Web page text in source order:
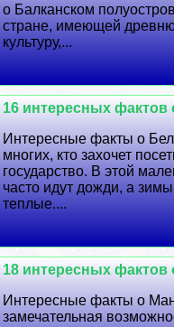
о Балканском
стране, имеющей
культуру,...
16 интересных фактов
Интересные факты о
многих, кто захочет
государство. В этой
часто идут дожди, а
теплые....
18 интересных фактов
Интересные факты о
замечательная